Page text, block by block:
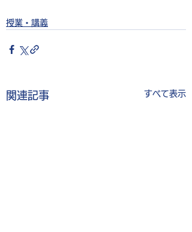
授業・講義
関連記事 すべて表示